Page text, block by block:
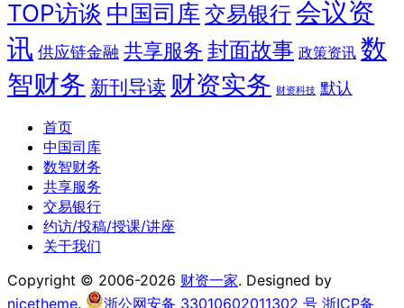
TOP访谈 中国司库 交易银行会议资
讯 供应链金融 共享服务 封面故事 政策资讯 数
智财务 新刊导读 财资实务 财资科技 默认
首页
中国司库
数智财务
共享服务
交易银行
约访/投稿/授课/讲座
关于我们
Copyright © 2006-2026 财资一家. Designed by
nicetheme. 浙公网安备 33010602011302 号 浙ICP备